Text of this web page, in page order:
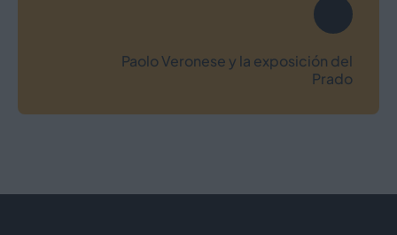
Paolo Veronese y la exposición del
Prado